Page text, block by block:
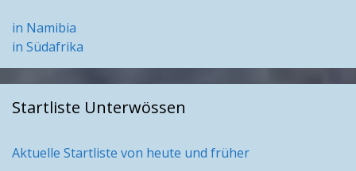
in Namibia
in Südafrika
Startliste Unterwössen
Aktuelle Startliste von heute und früher